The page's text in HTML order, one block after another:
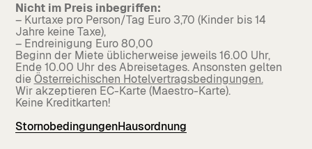
Nicht im Preis inbegriffen:
– Kurtaxe pro Person/Tag Euro 3,70 (Kinder bis 14
Jahre keine Taxe),
– Endreinigung Euro 80,00
Beginn der Miete üblicherweise jeweils 16.00 Uhr,
Ende 10.00 Uhr des Abreisetages. Ansonsten gelten
dieÖsterreichischen Hotelvertragsbedingungen.
Wir akzeptieren EC-Karte (Maestro-Karte).
Keine Kreditkarten!
StornobedingungenHausordnung